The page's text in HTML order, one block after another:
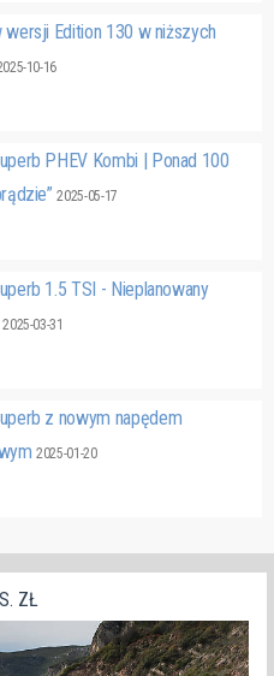
wersji Edition 130 w niższych
10-16
PHEV Kombi | Ponad 100
2025-05-17
1.5 TSI - Nieplanowany
2025-03-31
z nowym napędem
2025-01-20
ZŁ